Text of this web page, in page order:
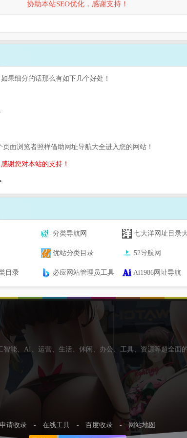
协助本站SEO优化，感谢支持！
果细分的话那么有如下几个好处！
面浏览者照样借助网址导航大全进入您的网站！
谢您对本站的支持！
分类导航网 七大洋网址目录
优站分类目录 52导航网
目录 必应网站管理员工具 Ai1986网址导航
能、AI、运营、生活、休闲、办公、工具、资源等超全面
申请收录 - 在线工具 - 百度收录 - 网站地图